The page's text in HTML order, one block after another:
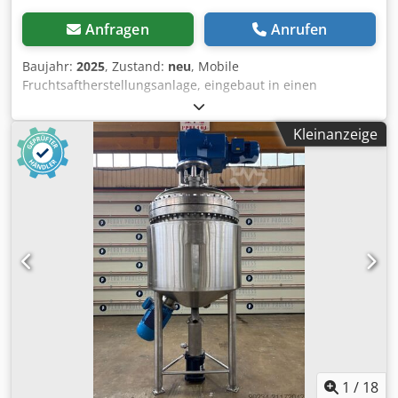
Projekte. CJC-60 Technische Daten: Mundöffnung: 600 x
380 mm Motorleistung: 30 kW Wellendrehzahl: 330 U/min
Gewicht: 6.000 kg Min./Max. Verstellung: 30 - 100 mm
Leistung: 60 - 110 t/h CJC-90 Technische Daten:
Mundöffnung: 900 x 650 mm Crjdpfx Aoxqgt Asb Rjf
Motorleistung: 75 kW Wellendrehzahl: 277 U/min Gewicht:
11.400 kg Min./Max. Verstellung: 50 - 150 mm Leistung: 90
- 270 t/h CJC-110 Technische Daten: Mundöffnung: 1.100 x
850 mm Motorleistung: 132 kW Wellendrehzahl: 230 U/min
Gewicht: 33.000 kg Min./Max. Verstellung: 60 - 200 mm
Leistung: 150 - 420 t/h CJC-130 Technische Daten:
Backenöffnung: 1.300 x 1.000 mm Motorleistung: 160 kW
Wellendrehzahl: 220 U/min Gewicht: 42.500 kg Min./Max.
Verstellung: 100 - 280 mm Leistung: 275 - 790 t/h CJC-140
Technische Daten: Backengröße: 1.400 x 1.100 mm
Motorleistung: 200 kW Wellendrehzahl: 220 U/min
Gewicht: 52.000 kg Min./Max. Verstellung: 120 - 280 mm
Leistung: 420 - 850 t/h Warum CONSTMACH
Backenbrecher wählen? CONSTMACH steht für Qualität
und Zuverlässigkeit in der Aufbereitungs- und
Fördertechnik. Jeder Backenbrecher wird nach
Anfragen Anrufen
Baujahr: 2025, Zustand: neu, Mobile
Fruchtsaftherstellungsanlage, eingebaut in einen
Edelstahlwechselcontainer mit hydraulischen
Stuetzfuessen. Cjdpscltl Eofx Ab Rjrf Bestehend aus:
Grosskistenkipper, Wasch-Mahlanlage, Bandpresse KEB
1000, 2 Stk. 800 Liter Puffertanks, Saftpumpe,
Doppelspaltfilter, Pasteur PA 2000 Oel und automatischen
Bag in Box Abfueller Tec 500 Leistung: bis 3000 kg/h oder
2000 Liter Saft/h, Vollautomatische Anlage zum Abfuellen
von Bag in Box Beuteln von der Rolle oder aber auch
Einzelbeutel (1,5 Liter - 20 Liter Volumen) Integrierter
Heizoeltank mit 600 Liter Inhalt, von aussen zu betanken.
Hydraulische Fernbedienung mit Funkfernsteuerung fuer
Stuetzen und Tueren, Fusspedal zum Heben und Senken
der Grosskistenkippvorrichtung Automatische Nivellierung
des Containers auf +/- 0,5% Neigung Eckplanen fuer
optimalen Wetterschutz, Zentraler Wasserablauf mit
Kastenrinne und erhoehter Bodenkante. Integrierter
Kleinanzeige
1 / 18